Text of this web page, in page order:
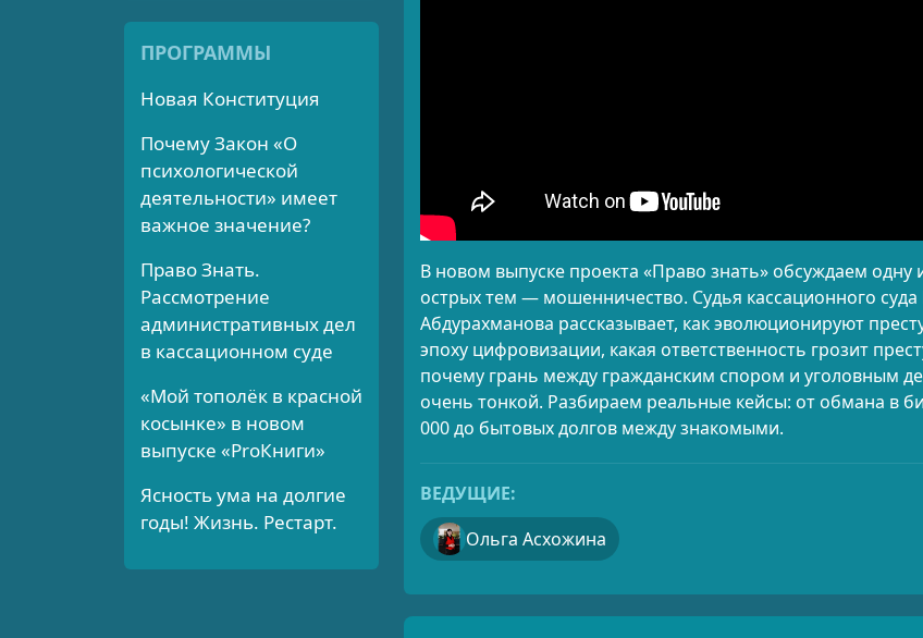
ПРОГРАММЫ
Новая Конституция
Почему Закон «О
психологической
деятельности» имеет
важное значение?
Право Знать.
Рассмотрение
административных дел
в кассационном суде
«Мой тополёк в красной
косынке» в новом
выпуске «ProКниги»
Ясность ума на долгие
годы! Жизнь. Рестарт.
В новом выпуске проекта «Право знать» обсуждаем одну
острых тем — мошенничество. Судья кассационного суда
Абдурахманова рассказывает, как эволюционируют
эпоху цифровизации, какая ответственность грозит
почему грань между гражданским спором и уголовным
очень тонкой. Разбираем реальные кейсы: от обмана в
000 до бытовых долгов между знакомыми.
ВЕДУЩИЕ:
Ольга Асхожина